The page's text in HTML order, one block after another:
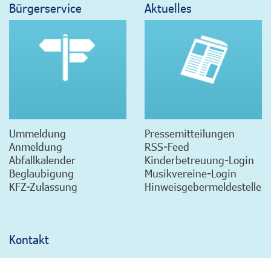
Bürgerservice
Ummeldung
Anmeldung
Abfallkalender
Beglaubigung
KFZ-Zulassung
Aktuelles
Pressemitteilungen
RSS-Feed
Kinderbetreuung-Login
Musikvereine-Login
Hinweisgebermeldestelle
Kontakt